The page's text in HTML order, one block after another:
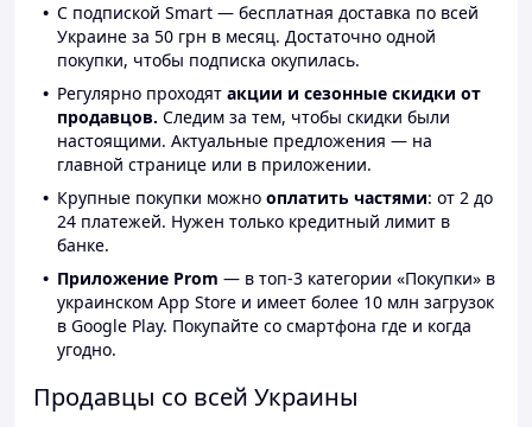
С подпиской Smart — бесплатная доставка по всей
Украине за 50 грн в месяц. Достаточно одной
покупки, чтобы подписка окупилась.
Регулярно проходят акции и сезонные скидки от
продавцов. Следим за тем, чтобы скидки были
настоящими. Актуальные предложения — на
главной странице или в приложении.
Крупные покупки можно оплатить частями: от 2 до
24 платежей. Нужен только кредитный лимит в
банке.
Приложение Prom — в топ-3 категории «Покупки» в
украинском App Store и имеет более 10 млн загрузок
в Google Play. Покупайте со смартфона где и когда
угодно.
Продавцы со всей Украины